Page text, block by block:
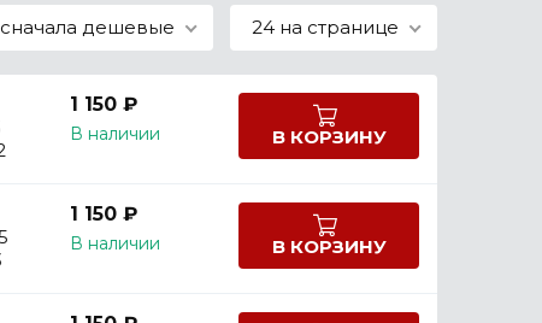
сначала дешевые 24 на странице
1 150 ₽
В наличии В КОРЗИНУ
1 150 ₽
В наличии В КОРЗИНУ